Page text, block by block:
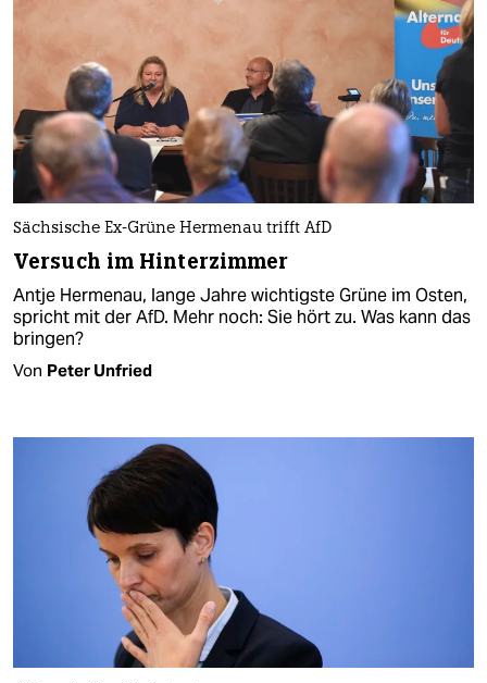
Sächsische Ex-Grüne Hermenau trifft AfD
Versuch im Hinterzimmer
Antje Hermenau, lange Jahre wichtigste Grüne im Osten,
spricht mit der AfD. Mehr noch: Sie hört zu. Was kann das
bringen?
Von Peter Unfried